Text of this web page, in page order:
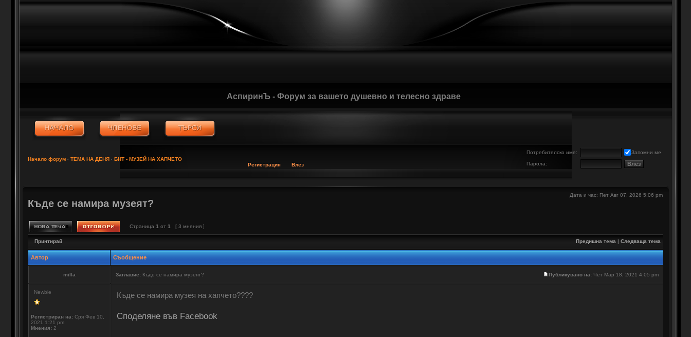
АспиринЪ - Форум за вашето душевно и телесно здраве
Потребителско име:
Запомни ме
Парола:
Начало форум ‹ ТЕМА НА ДЕНЯ ‹ БНТ - МУЗЕЙ НА ХАПЧЕТО
Регистрация
Влез
Дата и час: Пет Авг 07, 2026 5:06 pm
Къде се намира музеят?
Страница 1 от 1 [ 3 мнения ]
Принтирай Предишна тема | Следваща тема
Автор Съобщение
milla Заглавие:Къде се намира музеят? Публикувано на:Чет Мар 18, 2021 4:05 pm
Newbie
Регистриран на:Сря Фев 10,
2021 1:21 pm
Мнения:2
Къде се намира музея на хапчето????
Споделяне във Facebook